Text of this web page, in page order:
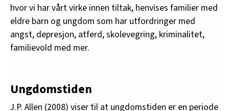
hvor vi har vårt virke innen tiltak, henvises familier med
eldre barn og ungdom som har utfordringer med
angst, depresjon, atferd, skolevegring, kriminalitet,
familievold med mer.
Ungdomstiden
J.P. Allen (2008) viser til at ungdomstiden er en periode